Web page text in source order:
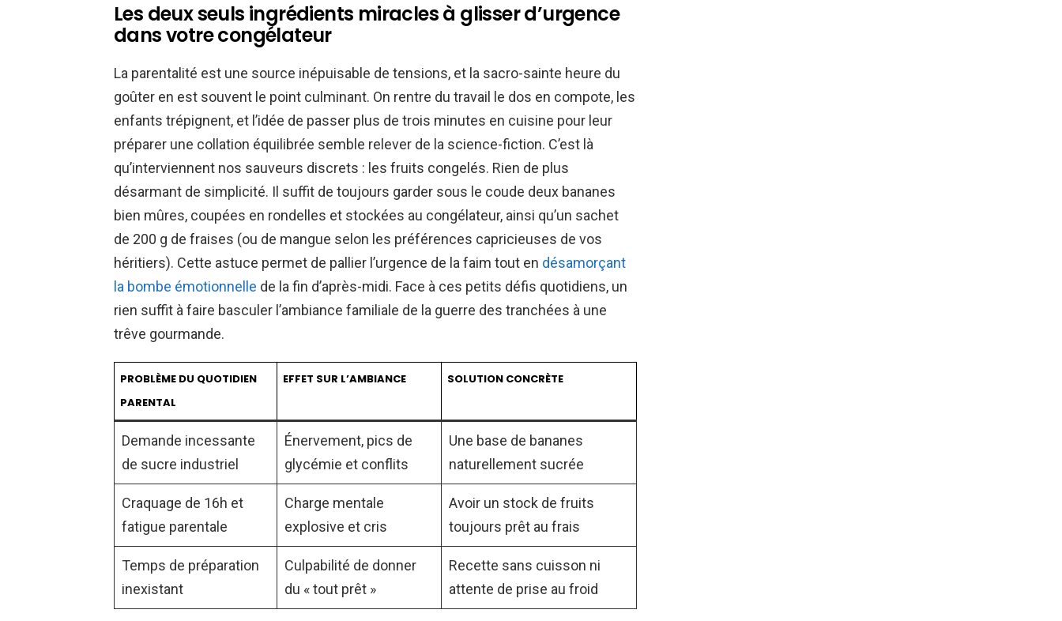
Les deux seuls ingrédients miracles à glisser d’urgence
dans votre congélateur
La parentalité est une source inépuisable de tensions, et la sacro-sainte heure du
goûter en est souvent le point culminant. On rentre du travail le dos en compote, les
enfants trépignent, et l’idée de passer plus de trois minutes en cuisine pour leur
préparer une collation équilibrée semble relever de la science-fiction. C’est là
qu’interviennent nos sauveurs discrets : les fruits congelés. Rien de plus
désarmant de simplicité. Il suffit de toujours garder sous le coude deux bananes
bien mûres, coupées en rondelles et stockées au congélateur, ainsi qu’un sachet
de 200 g de fraises (ou de mangue selon les préférences capricieuses de vos
héritiers). Cette astuce permet de pallier l’urgence de la faim tout en désamorçant
la bombe émotionnelle de la fin d’après-midi. Face à ces petits défis quotidiens, un
rien suffit à faire basculer l’ambiance familiale de la guerre des tranchées à une
trêve gourmande.
PROBLÈME DU QUOTIDIEN
PARENTAL
EFFET SUR L’AMBIANCE SOLUTION CONCRÈTE
Demande incessante
de sucre industriel
Énervement, pics de
glycémie et conflits
Une base de bananes
naturellement sucrée
Craquage de 16h et
fatigue parentale
Charge mentale
explosive et cris
Avoir un stock de fruits
toujours prêt au frais
Temps de préparation
inexistant
Culpabilité de donner
du « tout prêt »
Recette sans cuisson ni
attente de prise au froid